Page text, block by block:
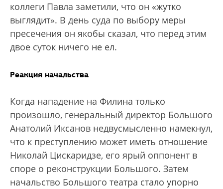
коллеги Павла заметили, что он «жутко
выглядит». В день суда по выбору меры
пресечения он якобы сказал, что перед этим
двое суток ничего не ел.
Реакция начальства
Когда нападение на Филина только
произошло, генеральный директор Большого
Анатолий Иксанов недвусмысленно намекнул,
что к преступлению может иметь отношение
Николай Цискаридзе, его ярый оппонент в
споре о реконструкции Большого. Затем
начальство Большого театра стало упорно